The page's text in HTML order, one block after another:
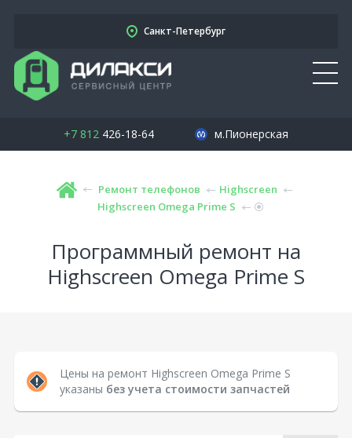
Санкт-Петербург
+7 812426-18-64 м.Пионерская
Ремонт телефонов
Highscreen
Highscreen Omega Prime S
Программный ремонт на
Highscreen Omega Prime S
Цены на ремонт Highscreen Omega Prime S
указаны без учета стоимости запчастей